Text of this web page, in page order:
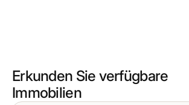
Erkunden Sie verfügbare
Immobilien